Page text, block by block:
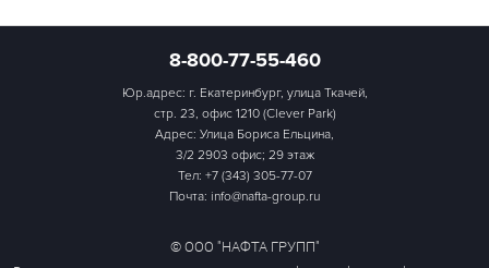
8-800-77-55-460
Юр.адрес: г. Екатеринбург, улица Ткачей,
стр. 23, офис 1210 (Clever Park)
Адрес: Улица Бориса Ельцина,
3/2 2903 офис; 29 этаж
Тел: +7 (343) 305-77-07
Почта: info@nafta-group.ru
© ООО "НАФТА ГРУПП"